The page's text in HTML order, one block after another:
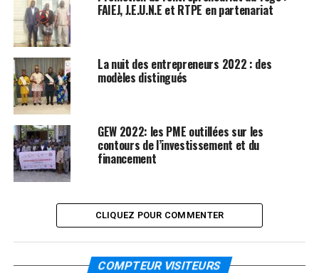
FAIEJ, J.E.U.N.E et RTPE en partenariat
La nuit des entrepreneurs 2022 : des
modèles distingués
GEW 2022: les PME outillées sur les
contours de l’investissement et du
financement
CLIQUEZ POUR COMMENTER
COMPTEUR VISITEURS